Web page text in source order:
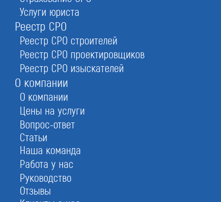
Услуги юриста
Реестр СРО
Реестр СРО строителей
Реестр СРО проектировщиков
Реестр СРО изыскателей
О компании
О компании
Цены на услуги
Вопрос-ответ
Статьи
Наша команда
Работа у нас
Руководство
Отзывы
Согласно ст.31
муниципальные органы вправе устанавливать
дополнительные требования к кандидатам в
процессе проведения торгов на отдельные группы
товаров и услуг путем проведения двух этапных
тендеров, закрытых торгов и т.д. Заказчик имеет